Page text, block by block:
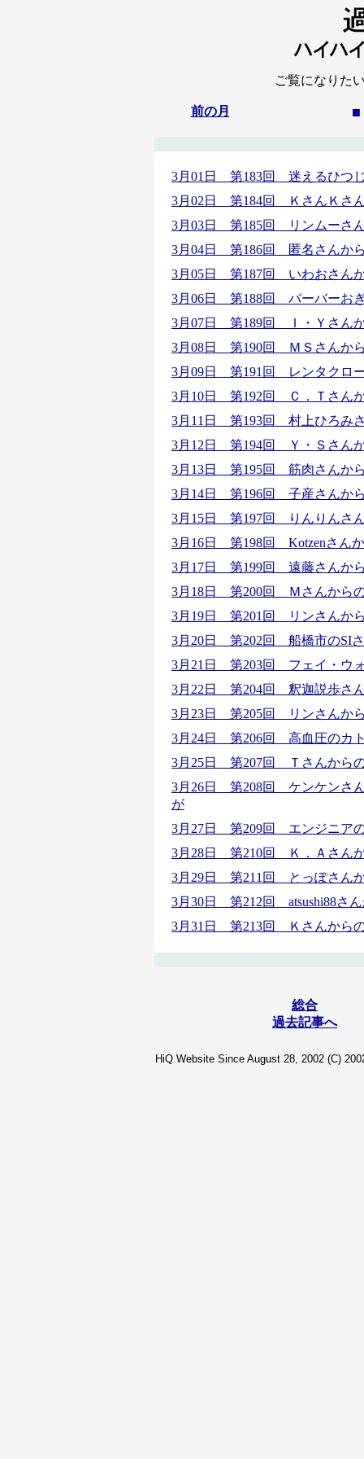
ご覧になりた
前の月 ■
3月01日 第183回 迷えるひつ
3月02日 第184回 ＫさんＫさ
3月03日 第185回 リンムーさ
3月04日 第186回 匿名さんか
3月05日 第187回 いわおさん
3月06日 第188回 バーバーお
3月07日 第189回 Ｉ・Ｙさん
3月08日 第190回 ＭＳさんか
3月09日 第191回 レンタクロ
3月10日 第192回 Ｃ．Ｔさん
3月11日 第193回 村上ひろみ
3月12日 第194回 Ｙ・Ｓさん
3月13日 第195回 筋肉さんか
3月14日 第196回 子産さんか
3月15日 第197回 りんりんさ
3月16日 第198回 Kotzenさん
3月17日 第199回 遠藤さんか
3月18日 第200回 Ｍさんから
3月19日 第201回 リンさんか
3月20日 第202回 船橋市のSI
3月21日 第203回 フェイ・ウ
3月22日 第204回 釈迦説歩さ
3月23日 第205回 リンさんか
3月24日 第206回 高血圧のカ
3月25日 第207回 Ｔさんから
3月26日 第208回 ケンケンさ
が
3月27日 第209回 エンジニア
3月28日 第210回 Ｋ．Ａさん
3月29日 第211回 とっぽさん
3月30日 第212回 atsushi88さ
3月31日 第213回 Ｋさんから
総合
過去記事へ
HiQ Website Since August 28, 2002 (C)